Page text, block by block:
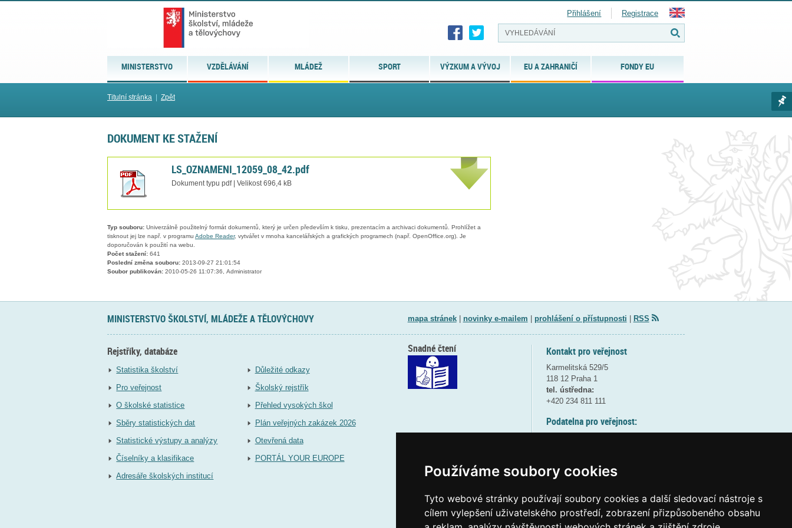
Používáme soubory cookies
Tyto webové stránky používají soubory cookies a další sledovací nástroje s
cílem vylepšení uživatelského prostředí, zobrazení přizpůsobeného obsahu
MINISTERSTVO VZDĚLÁVÁNÍ MLÁDEŽ SPORT VÝZKUM A VÝVOJ EU A ZAHRANIČÍ FONDY EU
Přihlášení Registrace
Titulní stránka Zpět
DOKUMENT KE STAŽENÍ
LS_OZNAMENI_12059_08_42.pdf
Dokument typu pdf | Velikost 696,4 kB
Typ souboru: Univerzálně použitelný formát dokumentů, který je určen především k tisku, prezentacím a archivaci dokumentů. Prohlížet a
tisknout jej lze např. v programu Adobe Reader, vytvářet v mnoha kancelářských a grafických programech (např. OpenOffice.org). Je
doporučován k použití na webu.
Počet stažení: 641
Poslední změna souboru: 2013-09-27 21:01:54
Soubor publikován: 2010-05-26 11:07:36, Administrator
MINISTERSTVO ŠKOLSTVÍ, MLÁDEŽE A TĚLOVÝCHOVY mapa stránek| novinky e-mailem prohlášení o přístupnosti RSS
Rejstříky, databáze
Statistika školství
Pro veřejnost
O školské statistice
Sběry statistických dat
Statistické výstupy a analýzy
Číselníky a klasifikace
Adresáře školských institucí
Důležité odkazy
Školský rejstřík
Přehled vysokých škol
Plán veřejných zakázek 2026
Otevřená data
PORTÁL YOUR EUROPE
Kontakt pro veřejnost
Karmelitská 529/5
118 12 Praha 1
tel. ústředna:
+420 234 811 111
Podatelna pro veřejnost:
(více informací
Elektronická podatelna:
Snadné čtení